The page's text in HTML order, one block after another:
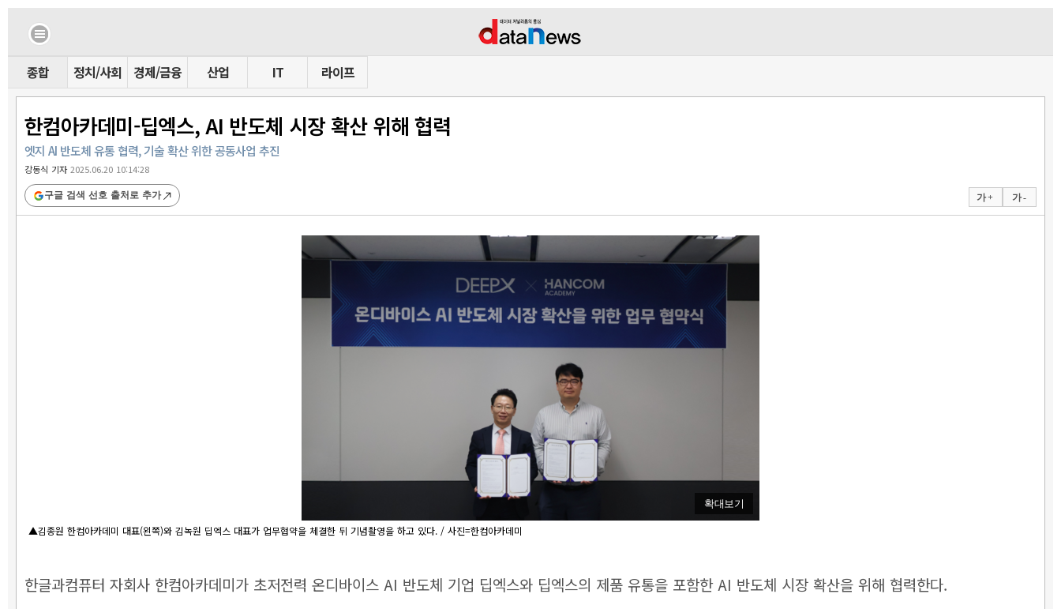
종합 정치/사회 경제/금융 산업 IT 라이프
한컴아카데미-딥엑스, AI 반도체 시장 확산 위해 협력
엣지 AI 반도체 유통 협력, 기술 확산 위한 공동사업 추진
강동식 기자2025.06.20 10:14:28
가 + 가 -
구글 검색 선호 출처로 추가
확대보기
▲김종원 한컴아카데미 대표(왼쪽)와 김녹원 딥엑스 대표가 업무협약을 체결한 뒤 기념촬영을 하고 있다. / 사진=한컴아카데미
한글과컴퓨터 자회사 한컴아카데미가 초저전력 온디바이스 AI 반도체 기업 딥엑스와 딥엑스의 제품 유통을 포함한 AI 반도체 시장 확산을 위해 협력한다.